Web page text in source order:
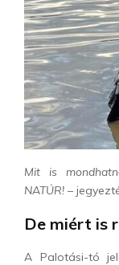
Mit is
NATÚR! –
De miért is
A Palotási-tó